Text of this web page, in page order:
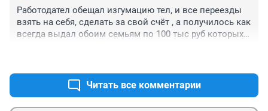
Работодател обещал изгумацию тел, и все переезды
взять на себя, сделать за свой счёт , а получилось как
всегда выдал обоим семьям по 100 тыс руб которых
Читать все комментарии